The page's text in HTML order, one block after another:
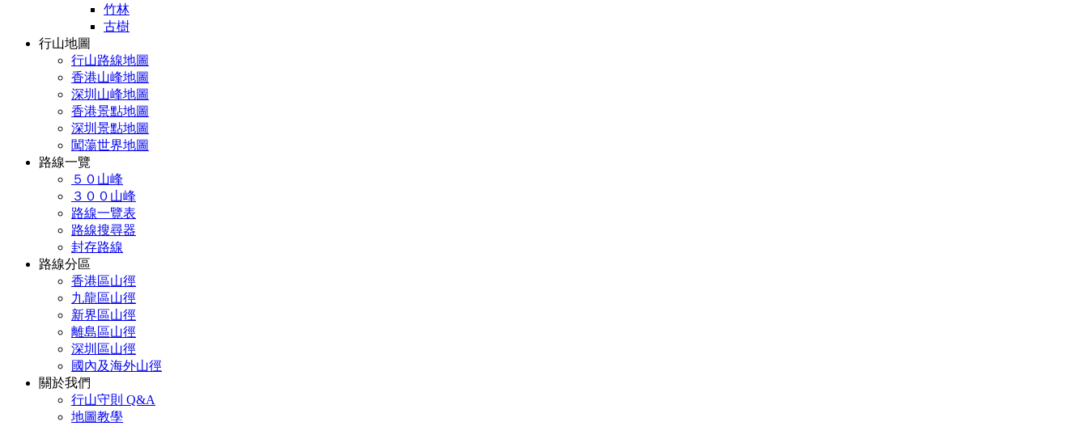
竹林
古樹
行山地圖
行山路線地圖
香港山峰地圖
深圳山峰地圖
香港景點地圖
深圳景點地圖
闖蕩世界地圖
路線一覽
５０山峰
３００山峰
路線一覽表
路線搜尋器
封存路線
路線分區
香港區山徑
九龍區山徑
新界區山徑
離島區山徑
深圳區山徑
國內及海外山徑
關於我們
行山守則 Q&A
地圖教學